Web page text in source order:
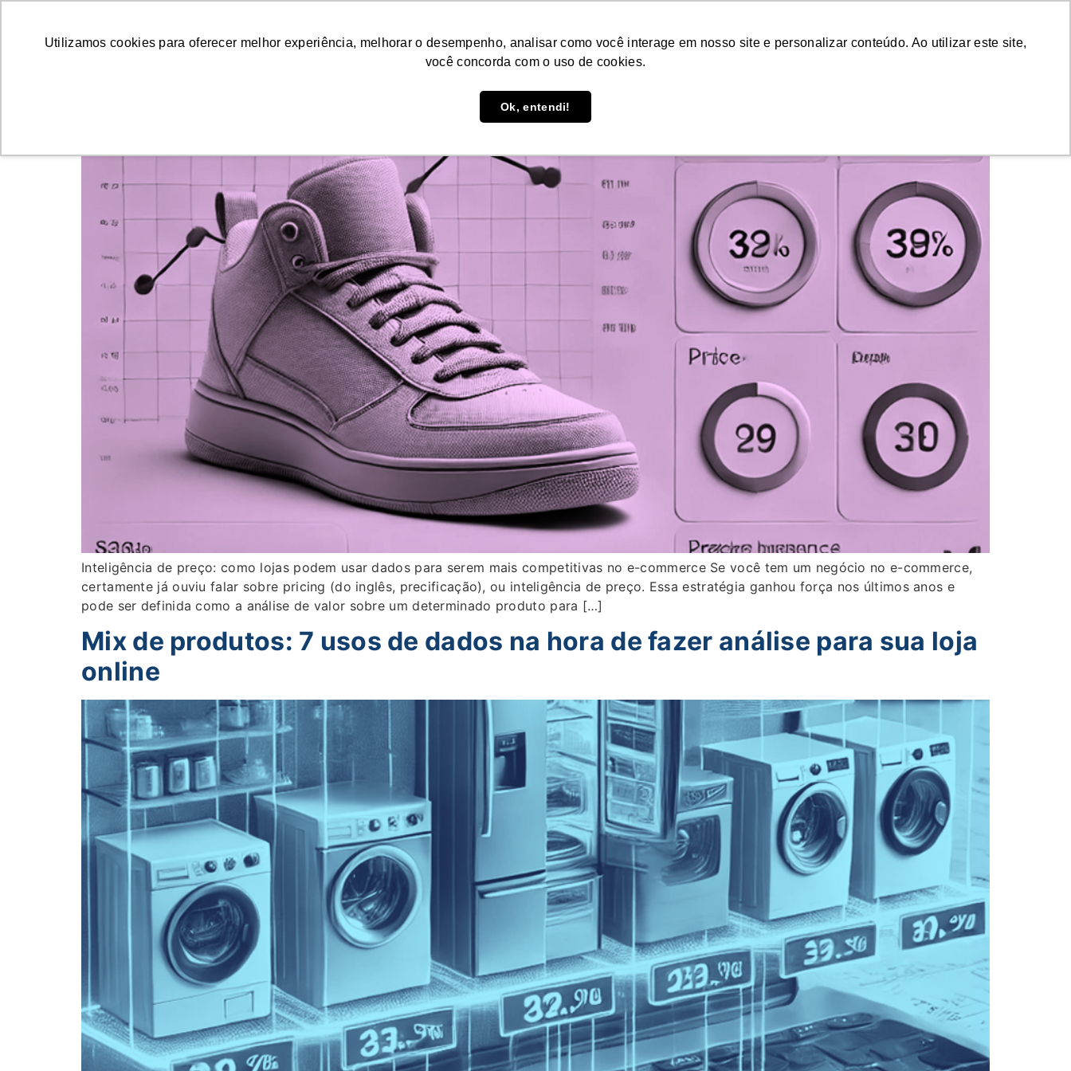
Utilizamos cookies para oferecer melhor experiência, melhorar o desempenho, analisar como você interage em nosso site e personalizar conteúdo. Ao utilizar este site,
você concorda com o uso de cookies.
Ok, entendi!
Soluções Conteúdos Consultoria Agende uma demonstração Login
Inteligência de preço: dados para lojas serem mais competitivas no e-
Inteligência de preço: como lojas podem usar dados para serem mais competitivas no e-commerce Se você tem um negócio no e-commerce,
certamente já ouviu falar sobre pricing (do inglês, precificação), ou inteligência de preço. Essa estratégia ganhou força nos últimos anos e
pode ser definida como a análise de valor sobre um determinado produto para […]
Mix de produtos: 7 usos de dados na hora de fazer análise para sua loja
online